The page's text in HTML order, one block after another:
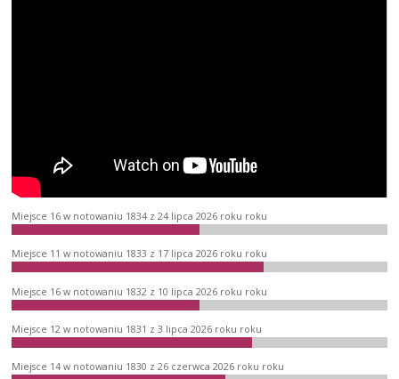
Miejsce 16 w notowaniu 1834 z 24 lipca 2026 roku roku
Miejsce 11 w notowaniu 1833 z 17 lipca 2026 roku roku
Miejsce 16 w notowaniu 1832 z 10 lipca 2026 roku roku
Miejsce 12 w notowaniu 1831 z 3 lipca 2026 roku roku
Miejsce 14 w notowaniu 1830 z 26 czerwca 2026 roku roku